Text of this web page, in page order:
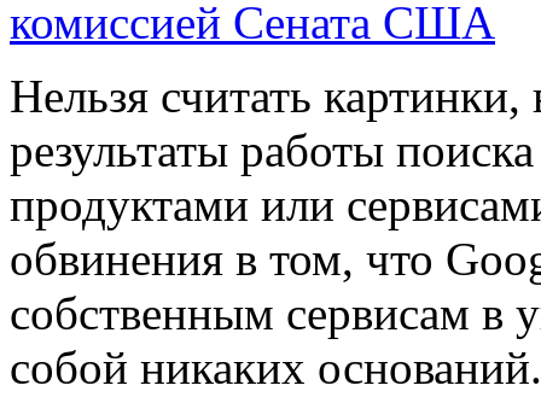
Нельзя считать
результаты работы
продуктами или
обвинения в том, что
собственным сервисам
собой никаких